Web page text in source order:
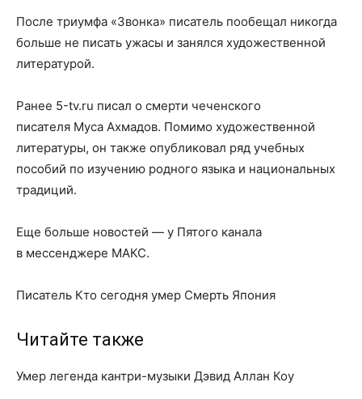
После триумфа «Звонка» писатель пообещал никогда
больше не писать ужасы и занялся художественной
литературой.
Ранее 5-tv.ru писал о смерти чеченского
писателя Муса Ахмадов. Помимо художественной
литературы, он также опубликовал ряд учебных
пособий по изучению родного языка и национальных
традиций.
Еще больше новостей — у Пятого канала
в мессенджере МАКС.
Писатель Кто сегодня умер Смерть Япония
Читайте также
Умер легенда кантри-музыки Дэвид Аллан Коу